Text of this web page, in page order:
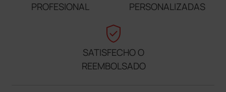
PROFESIONAL
PERSONALIZADAS
verified_user
SATISFECHO O
REEMBOLSADO